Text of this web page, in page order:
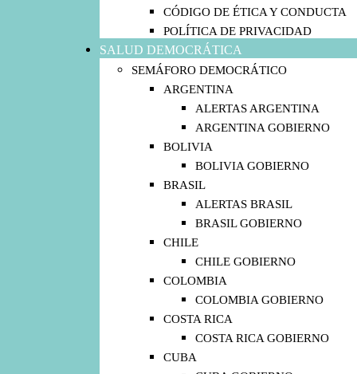
CÓDIGO DE ÉTICA Y CONDUCTA
POLÍTICA DE PRIVACIDAD
SALUD DEMOCRÁTICA
SEMÁFORO DEMOCRÁTICO
ARGENTINA
ALERTAS ARGENTINA
ARGENTINA GOBIERNO
BOLIVIA
BOLIVIA GOBIERNO
BRASIL
ALERTAS BRASIL
BRASIL GOBIERNO
CHILE
CHILE GOBIERNO
COLOMBIA
COLOMBIA GOBIERNO
COSTA RICA
COSTA RICA GOBIERNO
CUBA